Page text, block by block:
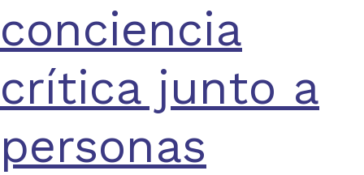
conciencia
crítica junto a
personas